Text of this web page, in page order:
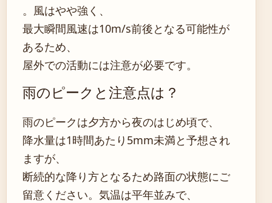
。風はやや強く、
最大瞬間風速は10m/s前後となる可能性が
あるため、
屋外での活動には注意が必要です。
雨のピークと注意点は？
雨のピークは夕方から夜のはじめ頃で、
降水量は1時間あたり5mm未満と予想され
ますが、
断続的な降り方となるため路面の状態にご
留意ください。気温は平年並みで、